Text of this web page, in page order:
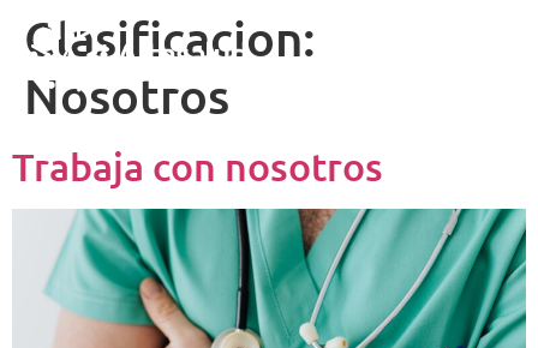
Clasificacion:
Nosotros
Trabaja con nosotros